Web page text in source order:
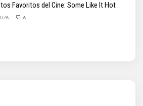
Favoritos del Cine: Some Like It Hot
6